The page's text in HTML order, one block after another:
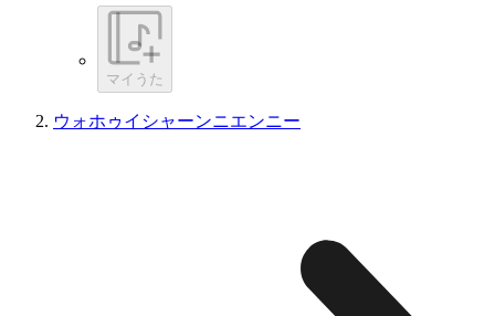
マイうた
ウォホゥイシャーンニエンニー